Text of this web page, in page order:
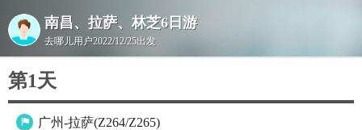
南昌、拉萨、林芝6日游
去哪儿用户2022/12/25出发
第1天
 广州-拉萨(Z264/Z265)